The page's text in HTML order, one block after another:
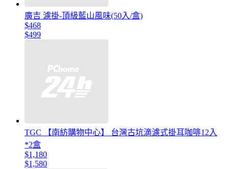
廣吉 濾掛-頂級藍山風味(50入/盒)
$468
$499
TGC 【南紡購物中心】 台灣古坑滴濾式掛耳咖啡12入
*2盒
$1,180
$1,580